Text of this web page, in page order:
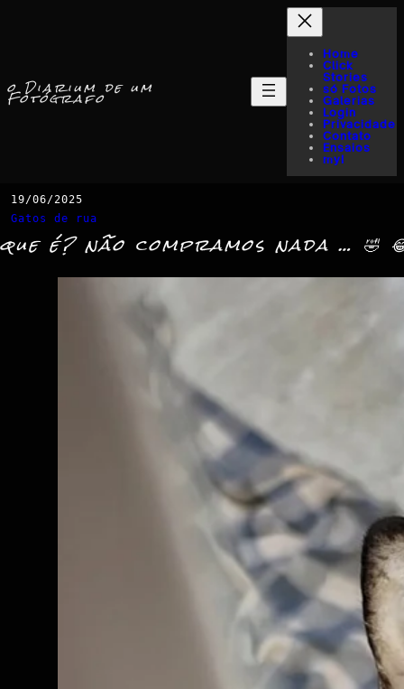
o Diarium de um
Fotógrafo
Home
Click
Stories
só Fotos
Galerias
Login
Privacidade
Contato
Ensaios
myI
19/06/2025
Gatos de rua
que é? não compramos nada … 🤣